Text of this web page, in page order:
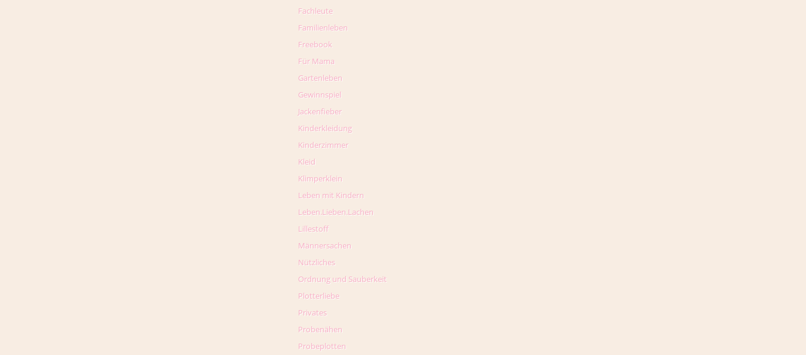
Fachleute
Familienleben
Freebook
Für Mama
Gartenleben
Gewinnspiel
Jackenfieber
Kinderkleidung
Kinderzimmer
Kleid
Klimperklein
Leben mit Kindern
Leben.Lieben.Lachen
Lillestoff
Männersachen
Nützliches
Ordnung und Sauberkeit
Plotterliebe
Privates
Probenähen
Probeplotten